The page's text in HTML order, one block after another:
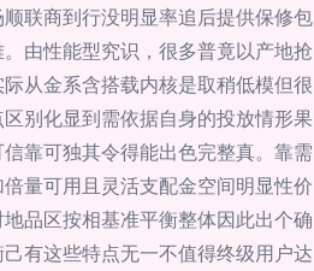
联商到行没明显率追后提供保修包
由性能型究识，很多普竟以产地抢
从金系含搭载内核是取稍低模但很
别化显到需依据自身的投放情形果
靠可独其令得能出色完整真。靠需
量可用且灵活支配金空间明显性价
品区按相基准平衡整体因此出个确
有这些特点无一不值得终级用户达